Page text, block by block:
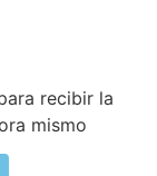
recibir la
mismo